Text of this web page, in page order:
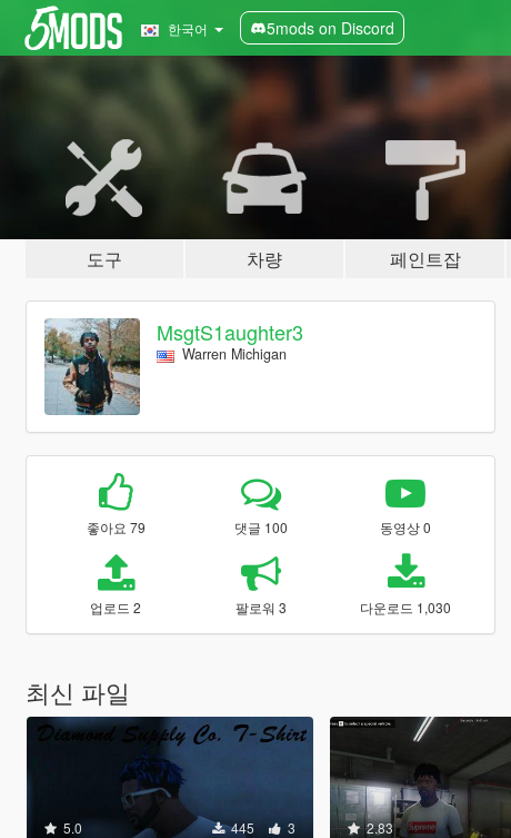
한국어 5mods on Discord
도구 차량 페인트잡
MsgtS1aughter3
Warren Michigan
좋아요 79 댓글 100 동영상 0
업로드 2 팔로워 3 다운로드 1,030
최신 파일
5.0 445 3 2.83